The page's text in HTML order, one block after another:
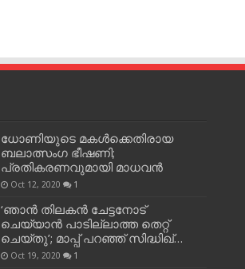
ധോണിയുടെ മകള്‍ക്കെതിരായ
ബലാത്സംഗ ഭീഷണി;
പ്രതികരണവുമായി മാധവന്‍
Oct 12, 2020 1
‘ഞാന്‍ തിലകന്‍ ചേട്ടനോട്
ചെയ്യാന്‍ പാടില്ലാത്ത തെറ്റ്
ചെയ്തു’; മാപ്പ് പറഞ്ഞ് സിദ്ധിഖ്…
Oct 19, 2020 1